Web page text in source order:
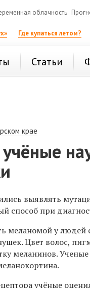
облачность
Где купаться летом?
Статьи
крае
выявлять
способ при
меланомой у
Цвет волос,
меланинов.
учёные